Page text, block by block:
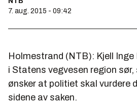
7. aug. 2015 - 09:42
Holmestrand (NTB): Kjell
i Statens vegvesen region sør,
ønsker at politiet skal vurdere
sidene av saken.